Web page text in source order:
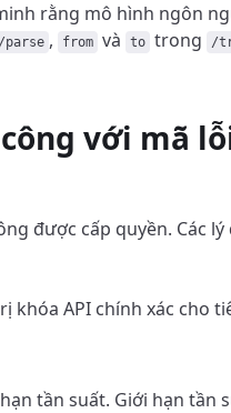
rằng mô hình ngôn
/parse , from và to trong /
với mã
được cấp quyền. Các
khóa API chính xác cho
tần suất. Giới hạn tần